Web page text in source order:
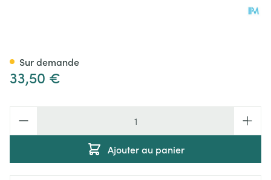
33,50 €
Ajouter au panier
Sur demande